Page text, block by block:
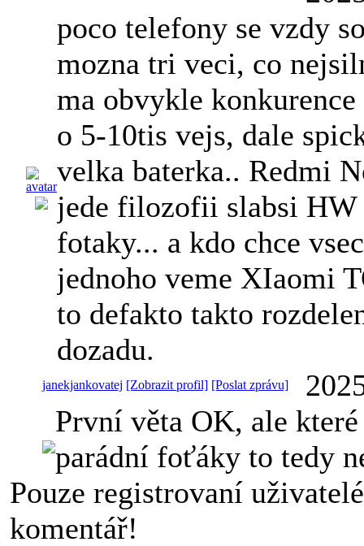
poco telefony se vzdy
mozna tri veci, co
ma obvykle
o 5-10tis vejs, dale
velka baterka.. Redmi
jede filozofii slabsi HW
fotaky... a kdo chce
jednoho veme XIaomi
to defakto takto
dozadu.
janekjankovatej [Zobrazit profil] [Poslat zprávu]
První věta OK, ale
parádní foťáky to tedy
Pouze registrovaní
komentář!